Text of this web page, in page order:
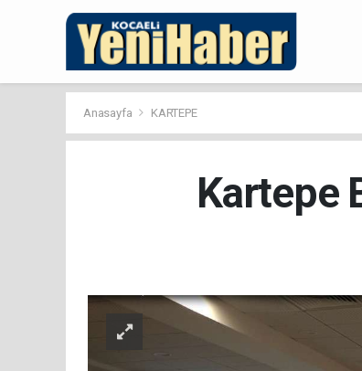
Anasayfa KARTEPE
Kartepe